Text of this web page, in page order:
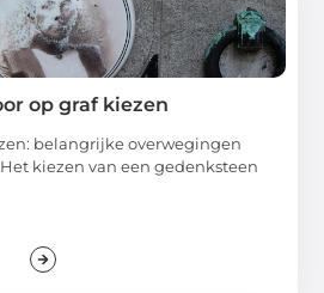
op graf kiezen
belangrijke overwegingen
kiezen van een gedenksteen